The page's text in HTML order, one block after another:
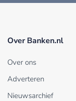
Over Banken.nl
Over ons
Adverteren
Nieuwsarchief